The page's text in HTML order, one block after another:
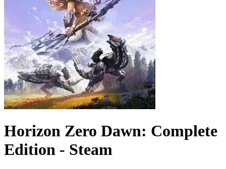
Horizon Zero Dawn: Complete
Edition - Steam